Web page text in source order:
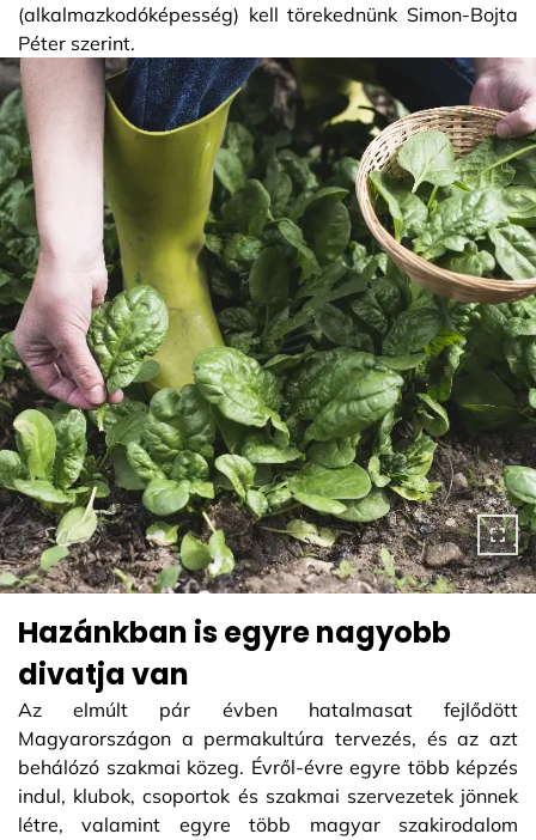
(alkalmazkodóképesség) kell törekednünk Simon-Bojta
Péter szerint.
Hazánkban is egyre nagyobb
divatja van
Az elmúlt pár évben hatalmasat fejlődött
Magyarországon a permakultúra tervezés, és az azt
behálózó szakmai közeg. Évről-évre egyre több képzés
indul, klubok, csoportok és szakmai szervezetek jönnek
létre, valamint egyre több magyar szakirodalom